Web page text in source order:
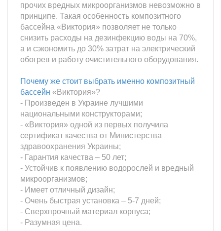
прочих вредных микроорганизмов невозможно в
принципе. Такая особенность композитного
бассейна «Виктория» позволяет не только
снизить расходы на дезинфекцию воды на 70%,
а и сэкономить до 30% затрат на электрический
обогрев и работу очистительного оборудования.
Почему же стоит выбрать именно композитный
бассейн «Виктория»?
- Произведен в Украине лучшими
национальными конструкторами;
- «Виктория» одной из первых получила
сертификат качества от Министерства
здравоохранения Украины;
- Гарантия качества – 50 лет;
- Устойчив к появлению водорослей и вредный
микроорганизмов;
- Имеет отличный дизайн;
- Очень быстрая установка – 5-7 дней;
- Сверхпрочный материал корпуса;
- Разумная цена.